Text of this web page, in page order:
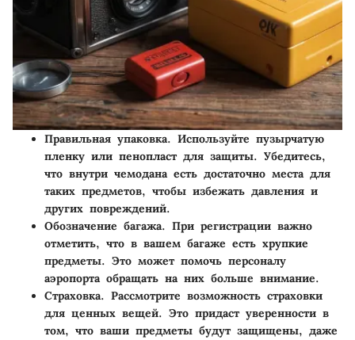
Правильная упаковка. Используйте пузырчатую
пленку или пенопласт для защиты. Убедитесь,
что внутри чемодана есть достаточно места для
таких предметов, чтобы избежать давления и
других повреждений.
Обозначение багажа. При регистрации важно
отметить, что в вашем багаже есть хрупкие
предметы. Это может помочь персоналу
аэропорта обращать на них больше внимание.
Страховка. Рассмотрите возможность страховки
для ценных вещей. Это придаст уверенности в
том, что ваши предметы будут защищены, даже